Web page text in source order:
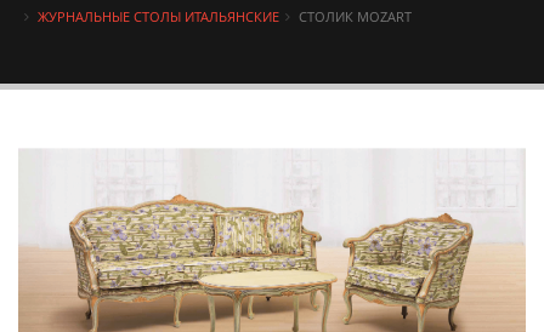
ЖУРНАЛЬНЫЕ СТОЛЫ ИТАЛЬЯНСКИЕ
СТОЛИК MOZART